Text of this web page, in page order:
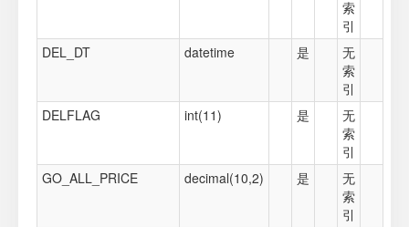
索
引
DEL_DT
datetime 是
无
索
引
DELFLAG
int(11) 是
无
索
引
GO_ALL_PRICE
decimal(10,2) 是
无
索
引